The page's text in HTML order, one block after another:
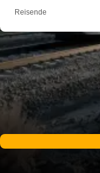
Reisende